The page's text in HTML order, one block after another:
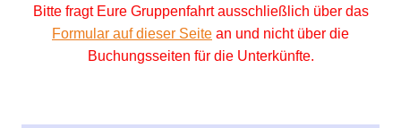
Bitte fragt Eure Gruppenfahrt ausschließlich über das
Formular auf dieser Seite an und nicht über die
Buchungsseiten für die Unterkünfte.